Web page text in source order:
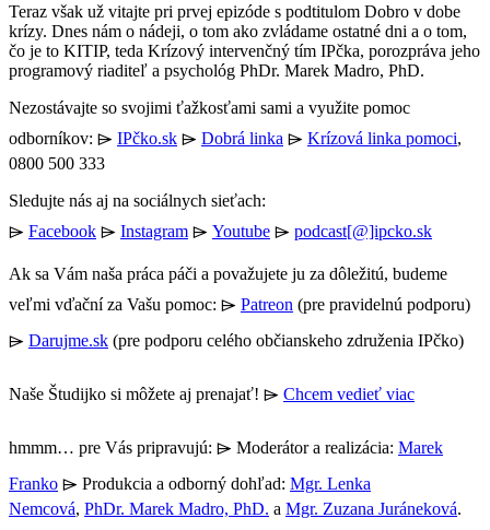
Teraz však už vitajte pri prvej epizóde s podtitulom Dobro v dobe
krízy. Dnes nám o nádeji, o tom ako zvládame ostatné dni a o tom,
čo je to KITIP, teda Krízový intervenčný tím IPčka, porozpráva jeho
programový riaditeľ a psychológ PhDr. Marek Madro, PhD.
Nezostávajte so svojimi ťažkosťami sami a využite pomoc
odborníkov: ⌲ IPčko.sk ⌲ Dobrá linka ⌲ Krízová linka pomoci,
0800 500 333
Sledujte nás aj na sociálnych sieťach:
⌲ Facebook ⌲ Instagram ⌲ Youtube ⌲ podcast[@]ipcko.sk
Ak sa Vám naša práca páči a považujete ju za dôležitú, budeme
veľmi vďační za Vašu pomoc: ⌲ Patreon (pre pravidelnú podporu)
⌲ Darujme.sk (pre podporu celého občianskeho združenia IPčko)
Naše Študijko si môžete aj prenajať! ⌲ Chcem vedieť viac
hmmm… pre Vás pripravujú: ⌲ Moderátor a realizácia: Marek
Franko ⌲ Produkcia a odborný dohľad: Mgr. Lenka
Nemcová, PhDr. Marek Madro, PhD. a Mgr. Zuzana Juráneková.